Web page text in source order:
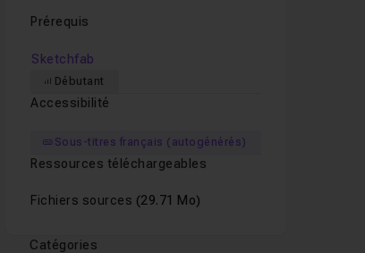
Prérequis
Sketchfab
Débutant
Accessibilité
Sous-titres français (autogénérés)
Ressources téléchargeables
Fichiers sources (29.71 Mo)
Catégories